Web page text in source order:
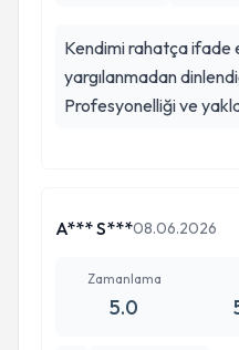
Kendimi rahatça ifade
yargılanmadan
Profesyonelliği ve
A*** S***08.06.2026
Zamanlama
5.0